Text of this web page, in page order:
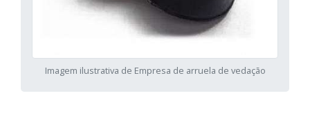
Imagem ilustrativa de Empresa de arruela de vedação